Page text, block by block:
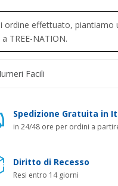
ordine effettuato, piantiamo
TREE-NATION.
Facili
Spedizione Gratuita in
in 24/48 ore per ordini a
Diritto di Recesso
Resi entro 14 giorni